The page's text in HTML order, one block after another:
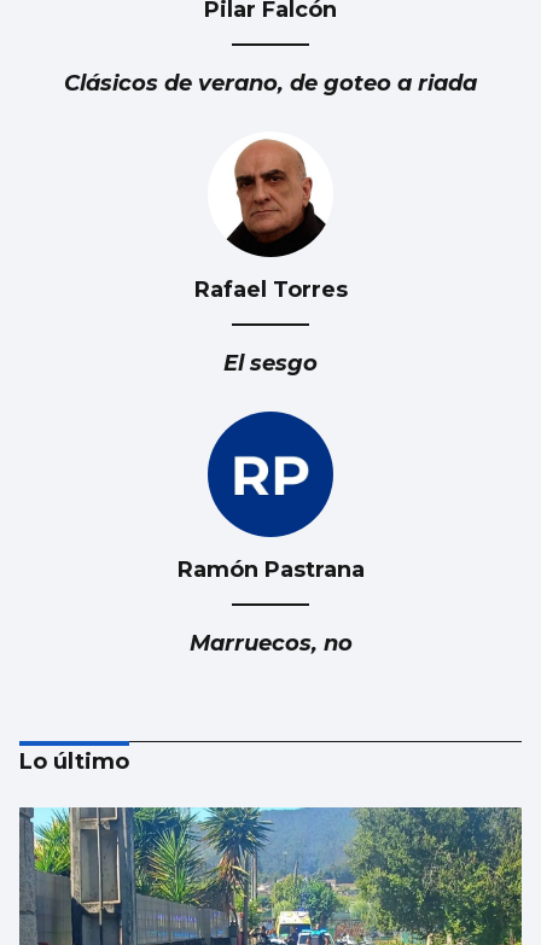
Pilar Falcón
Clásicos de verano, de goteo a riada
Rafael Torres
El sesgo
Ramón Pastrana
Marruecos, no
Luis Carlos de la Peña
Marruecos: ¿Fiable y responsable?
Lo último